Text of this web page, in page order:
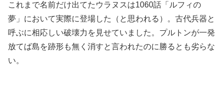
これまで名前だけ出てたウラヌスは1060話「ルフィの
夢」において実際に登場した（と思われる）。古代兵器と
呼ぶに相応しい破壊力を見せていました。プルトンが一発
放てば島を跡形も無く消すと言われたのに勝るとも劣らな
い。